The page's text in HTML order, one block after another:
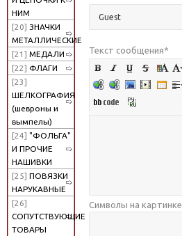
НИМ
[20] ЗНАЧКИ
МЕТАЛЛИЧЕСКИЕ
[21] МЕДАЛИ
[22] ФЛАГИ
[23]
ШЕЛКОГРАФИЯ
(шевроны и
вымпелы)
[24] "ФОЛЬГА"
И ПРОЧИЕ
НАШИВКИ
[25] ПОВЯЗКИ
НАРУКАВНЫЕ
[26]
СОПУТСТВУЮЩИЕ
ТОВАРЫ
Текст сообщения*
Символы на картинке